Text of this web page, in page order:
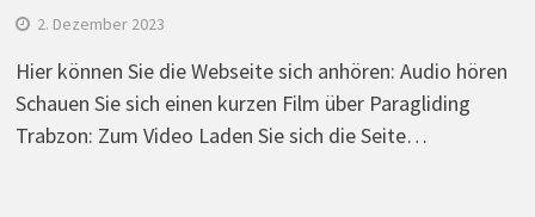
2. Dezember 2023
Hier können Sie die Webseite sich anhören: Audio hören
Schauen Sie sich einen kurzen Film über Paragliding
Trabzon: Zum Video Laden Sie sich die Seite…